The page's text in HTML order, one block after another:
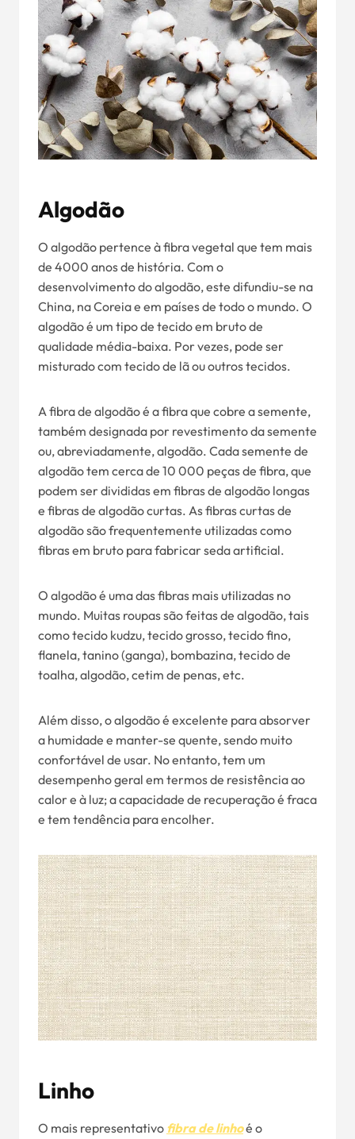
Algodão
O algodão pertence à fibra vegetal que tem mais
de 4000 anos de história. Com o
desenvolvimento do algodão, este difundiu-se na
China, na Coreia e em países de todo o mundo. O
algodão é um tipo de tecido em bruto de
qualidade média-baixa. Por vezes, pode ser
misturado com tecido de lã ou outros tecidos.
A fibra de algodão é a fibra que cobre a semente,
também designada por revestimento da semente
ou, abreviadamente, algodão. Cada semente de
algodão tem cerca de 10 000 peças de fibra, que
podem ser divididas em fibras de algodão longas
e fibras de algodão curtas. As fibras curtas de
algodão são frequentemente utilizadas como
fibras em bruto para fabricar seda artificial.
O algodão é uma das fibras mais utilizadas no
mundo. Muitas roupas são feitas de algodão, tais
como tecido kudzu, tecido grosso, tecido fino,
flanela, tanino (ganga), bombazina, tecido de
toalha, algodão, cetim de penas, etc.
Além disso, o algodão é excelente para absorver
a humidade e manter-se quente, sendo muito
confortável de usar. No entanto, tem um
desempenho geral em termos de resistência ao
calor e à luz; a capacidade de recuperação é fraca
e tem tendência para encolher.
Linho
O mais representativo fibra de linhoé o